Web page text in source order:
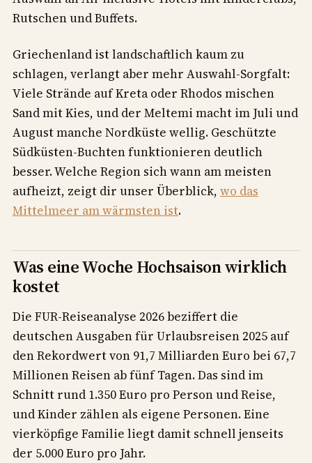
Rutschen und Buffets.
Griechenland ist landschaftlich kaum zu
schlagen, verlangt aber mehr Auswahl-Sorgfalt:
Viele Strände auf Kreta oder Rhodos mischen
Sand mit Kies, und der Meltemi macht im Juli und
August manche Nordküste wellig. Geschützte
Südküsten-Buchten funktionieren deutlich
besser. Welche Region sich wann am meisten
aufheizt, zeigt dir unser Überblick, wo das
Mittelmeer am wärmsten ist.
Was eine Woche Hochsaison wirklich
kostet
Die FUR-Reiseanalyse 2026 beziffert die
deutschen Ausgaben für Urlaubsreisen 2025 auf
den Rekordwert von 91,7 Milliarden Euro bei 67,7
Millionen Reisen ab fünf Tagen. Das sind im
Schnitt rund 1.350 Euro pro Person und Reise,
und Kinder zählen als eigene Personen. Eine
vierköpfige Familie liegt damit schnell jenseits
der 5.000 Euro pro Jahr.